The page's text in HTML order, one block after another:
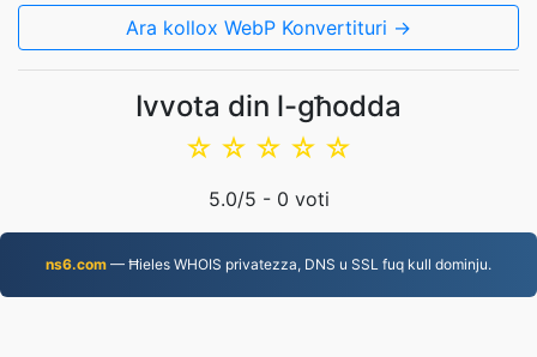
Ara kollox WebP Konvertituri →
Ivvota din l-għodda
☆
☆
☆
☆
☆
5.0/5 - 0 voti
ns6.com — Ħieles WHOIS privatezza, DNS u SSL fuq kull dominju.